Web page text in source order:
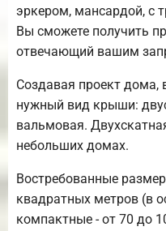
эркером, мансардой, с
Вы сможете получить
отвечающий вашим
Создавая проект дома,
нужный вид крыши:
вальмовая.
небольших домах.
Востребованные
квадратных метров (в
компактные - от 70 до